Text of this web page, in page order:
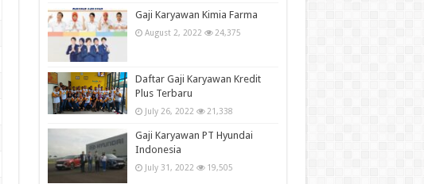
Gaji Karyawan Kimia Farma
August 2, 2022 24,375
Daftar Gaji Karyawan Kredit
Plus Terbaru
July 26, 2022 21,338
Gaji Karyawan PT Hyundai
Indonesia
July 31, 2022 19,505